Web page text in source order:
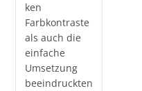
ken
Farbkontraste
als auch die
einfache
Umsetzung
beeindruckten